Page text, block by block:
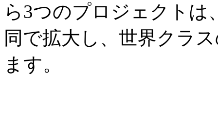
ら3つのプロジェクトは
同で拡大し、世界クラ
ます。